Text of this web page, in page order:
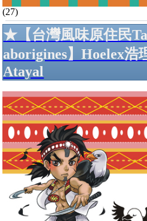
(27)
★【台灣風味原住民
aborigines】Hoelex
Atayal